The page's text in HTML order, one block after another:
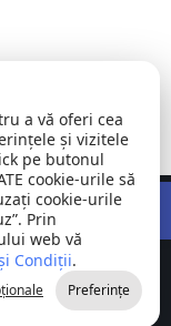
©
2026
Toate
drepturile
rezervate
SRL
a vă oferi cea
și vizitele
pe butonul
cookie-urile să
cookie-urile
Prin
web vă
Condiții.
Preferințe